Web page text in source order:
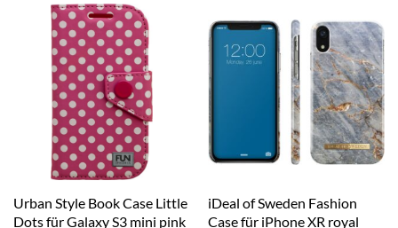
Urban Style Book Case Little
Dots für Galaxy S3 mini pink
iDeal of Sweden Fashion
Case für iPhone XR royal